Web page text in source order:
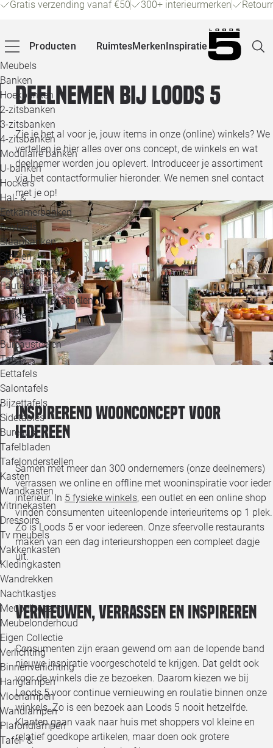
Gratis verzending vanaf €50 300+ interieurmerken
Producten
Meubels
Banken
Hoekbanken
2-zitsbanken
3-zitsbanken
4-zitsbanken
Modulaire banken
U-banken
Hockers
Hal- &
Eetkamerbanken
Daybeds
Slaapbanken
Stoelen
Eetkamerstoelen
Fauteuils
Barkrukken & -stoelen
Krukjes
Poefjes
Bureaustoelen
Tafels
Eettafels
Salontafels
Bijzettafels
Sidetables
Bureaus
Tafelbladen
Tafelonderstellen
Kasten
Wandkasten
Vitrinekasten
Dressoirs
Tv meubels
Vakkenkasten
Kledingkasten
Wandrekken
Nachtkastjes
Meubelhoezen
Meubelonderhoud
Eigen Collectie
Verlichting
Binnenverlichting
Hanglampen
Vloerlampen
Wandlampen
Plafondlampen
Tafel- &
RuimtesMerkenInspiratie
Deelnemen bij loods 5
Zie je het al voor je, jouw items in onze (online) winkels? We
vertellen je hier alles over ons concept, de winkels en wat
deelnemer worden jou oplevert. Introduceer je assortiment
via het contactformulier hieronder. We nemen snel contact
met je op!
Inspirerend woonconcept voor
iedereen
Samen met meer dan 300 ondernemers (onze deelnemers)
verrassen we online en offline met wooninspiratie voor ieder
interieur. In 5 fysieke winkels, een outlet en een online shop
vinden consumenten uiteenlopende interieuritems op 1 plek.
Zo is Loods 5 er voor iedereen. Onze sfeervolle restaurants
maken van een dag interieurshoppen een compleet dagje
uit.
Vernieuwen, verrassen en inspireren
Consumenten zijn eraan gewend om aan de lopende band
nieuwe inspiratie voorgeschoteld te krijgen. Dat geldt ook
voor de winkels die ze bezoeken. Daarom kiezen we bij
Loods 5 voor continue vernieuwing en roulatie binnen onze
winkels. Zo is een bezoek aan Loods 5 nooit hetzelfde.
Klanten gaan vaak naar huis met shoppers vol kleine en
relatief goedkope artikelen, maar doen ook grotere